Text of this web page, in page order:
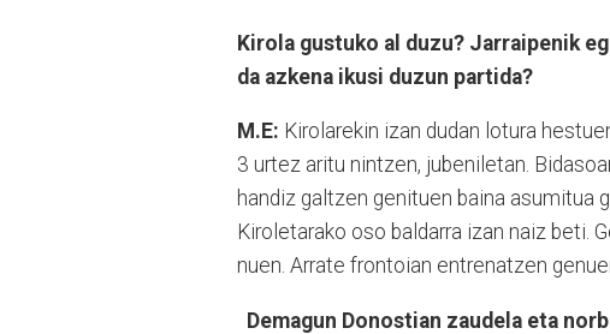
Kirola gustuko al duzu? Jarraipenik
da azkena ikusi duzun partida?
M.E: Kirolarekin izan dudan lotura
3 urtez aritu nintzen, jubeniletan.
handiz galtzen genituen baina asumitua
Kiroletarako oso baldarra izan naiz beti.
nuen. Arrate frontoian entrenatzen
Demagun Donostian zaudela eta